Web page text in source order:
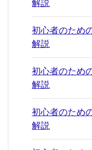
解説
初心者のため
解説
初心者のため
解説
初心者のため
解説